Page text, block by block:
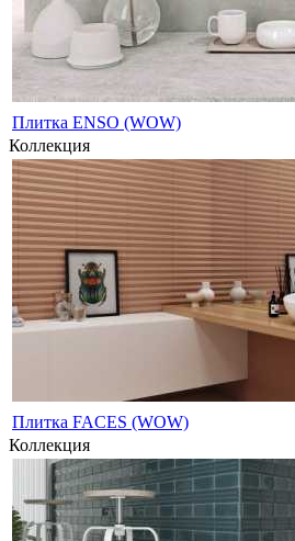
Плитка ENSO (WOW)
Коллекция
Плитка FACES (WOW)
Коллекция